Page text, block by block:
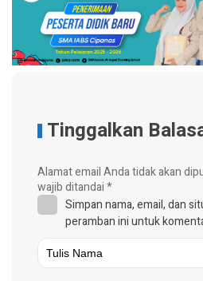
Tinggalkan
Alamat email Anda tidak akan
wajib ditandai*
Simpan nama, email, dan
peramban ini untuk